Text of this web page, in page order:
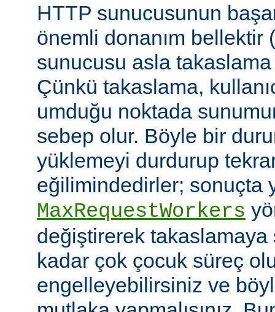
HTTP sunucusunun
önemli donanım bellektir
sunucusu asla takaslama
Çünkü takaslama,
umduğu noktada
sebep olur. Böyle bir
yüklemeyi durdurup
eğilimindedirler; sonuçta
MaxRequestWorkers
değiştirerek
kadar çok çocuk süreç
engelleyebilirsiniz ve